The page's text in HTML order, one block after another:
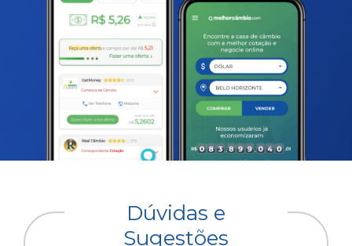
Dúvidas e
Sugestões